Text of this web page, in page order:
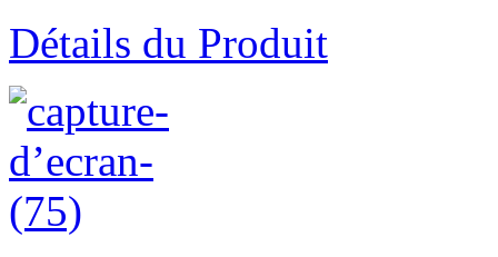
Détails du Produit